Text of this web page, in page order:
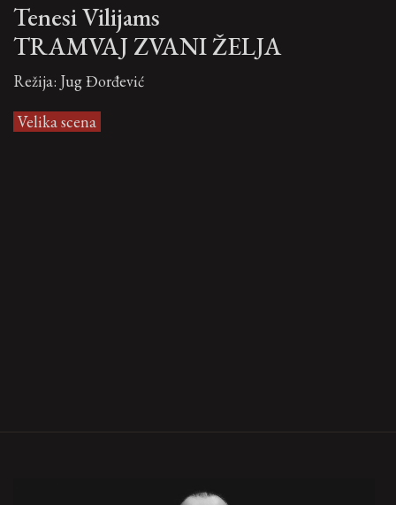
Tenesi Vilijams
TRAMVAJ ZVANI ŽELJA
Režija: Jug Đorđević
Velika scena